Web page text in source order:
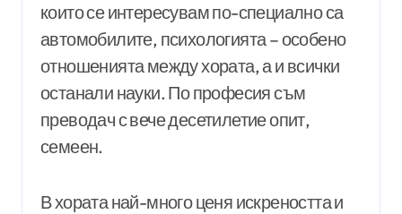
които се интересувам по-специално са
автомобилите, психологията – особено
отношенията между хората, а и всички
останали науки. По професия съм
преводач с вече десетилетие опит,
семеен.
В хората най-много ценя искреността и